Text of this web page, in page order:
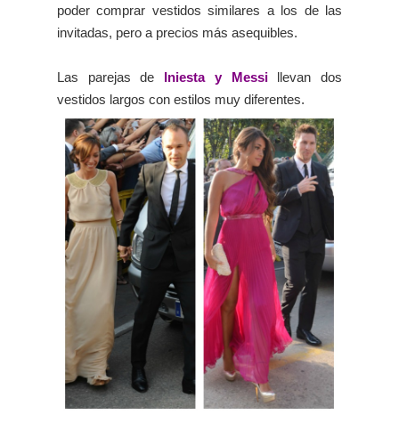
poder comprar vestidos similares a los de las
invitadas, pero a precios más asequibles.
Las parejas de Iniesta y Messillevan dos
vestidos largos con estilos muy diferentes.